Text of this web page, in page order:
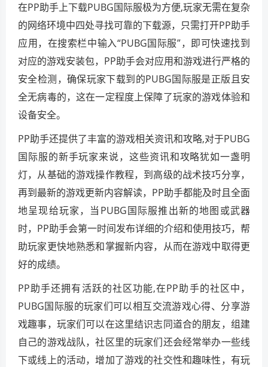
在PP助手上下载PUBG国际服极为方便,玩家无需在复杂
的网络环境中四处寻找可靠的下载源，只需打开PP助手
应用，在搜索栏中输入“PUBG国际服”，即可快速找到
对应的游戏安装包，PP助手会对应用和游戏进行严格的
安全检测，确保玩家下载到的PUBG国际服是正版且安
全无病毒的，这在一定程度上保障了玩家的游戏体验和
设备安全。
PP助手还提供了丰富的游戏相关资讯和攻略,对于PUBG
国际服的新手玩家来说，这些资讯和攻略犹如一盏明
灯，从基础的游戏操作教程，到高级的战术技巧分享，
再到最新的游戏更新内容解读，PP助手都能及时且全面
地呈现给玩家，当PUBG国际服推出新的地图或武器
时，PP助手会第一时间发布详细的介绍和使用技巧，帮
助玩家更快地熟悉和掌握新内容，从而在游戏中取得更
好的成绩。
PP助手还拥有活跃的社区功能,在PP助手的社区中，
PUBG国际服的玩家们可以相互交流游戏心得、分享游
戏趣事，玩家们可以在这里结识志同道合的朋友，组建
自己的游戏战队，社区里的玩家们还会经常举办一些线
下或线上的活动，增加了游戏的社交性和趣味性，有玩